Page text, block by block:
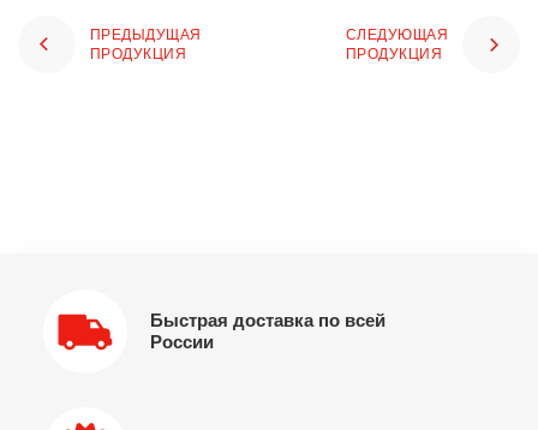
ПРЕДЫДУЩАЯ
ПРОДУКЦИЯ
СЛЕДУЮЩАЯ
ПРОДУКЦИЯ
Быстрая доставка по всей
России